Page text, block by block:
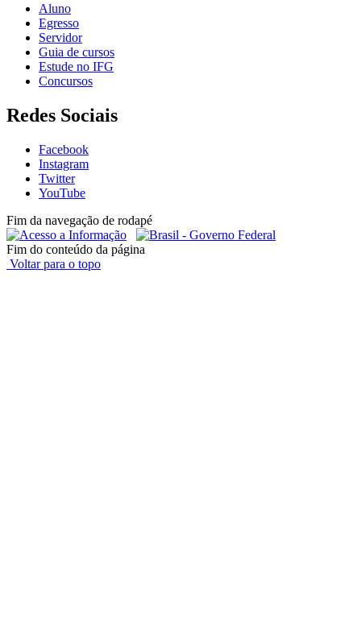
Aluno
Egresso
Servidor
Guia de cursos
Estude no IFG
Concursos
Redes Sociais
Facebook
Instagram
Twitter
YouTube
Fim da navegação de rodapé
Fim do conteúdo da página
Voltar para o topo